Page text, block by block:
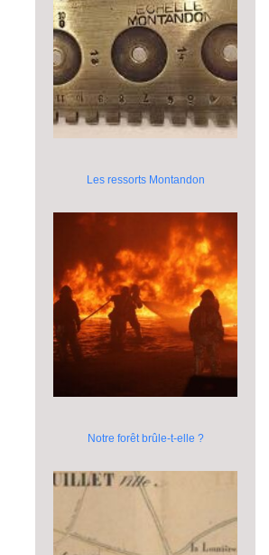
Les ressorts Montandon
Notre forêt brûle-t-elle ?